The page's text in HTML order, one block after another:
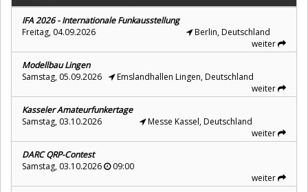
IFA 2026 - Internationale Funkausstellung
Freitag, 04.09.2026
Berlin, Deutschland
weiter
Modellbau Lingen
Samstag, 05.09.2026
Emslandhallen Lingen, Deutschland
weiter
Kasseler Amateurfunkertage
Samstag, 03.10.2026
Messe Kassel, Deutschland
weiter
DARC QRP-Contest
Samstag, 03.10.2026
09:00
weiter